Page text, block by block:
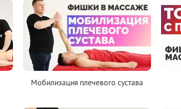
Мобилизация плечевого сустава